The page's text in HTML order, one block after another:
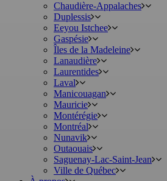
Chaudière-Appalaches
Duplessis
Eeyou Istchee
Gaspésie
Îles de la Madeleine
Lanaudière
Laurentides
Laval
Manicouagan
Mauricie
Montérégie
Montréal
Nunavik
Outaouais
Saguenay-Lac-Saint-Jean
Ville de Québec